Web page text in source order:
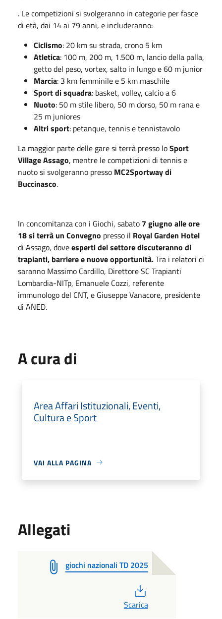
. Le competizioni si svolgeranno in categorie per fasce
di età, dai 14 ai 79 anni, e includeranno:
Ciclismo: 20 km su strada, crono 5 km
Atletica: 100 m, 200 m, 1.500 m, lancio della palla,
getto del peso, vortex, salto in lungo e 60 m junior
Marcia: 3 km femminile e 5 km maschile
Sport di squadra: basket, volley, calcio a 6
Nuoto: 50 m stile libero, 50 m dorso, 50 m rana e
25 m juniores
Altri sport: petanque, tennis e tennistavolo
La maggior parte delle gare si terrà presso loSport
Village Assago, mentre le competizioni di tennis e
nuoto si svolgeranno presso MC2Sportway di
Buccinasco.
In concomitanza con i Giochi, sabato 7 giugno alle ore
18 si terrà un Convegno presso il Royal Garden Hotel
di Assago, doveesperti del settore discuteranno di
trapianti, barriere e nuove opportunità.Tra i relatori ci
saranno Massimo Cardillo, Direttore SC Trapianti
Lombardia-NITp, Emanuele Cozzi, referente
immunologo del CNT, e Giuseppe Vanacore, presidente
di ANED.
A cura di
Area Affari Istituzionali, Eventi,
Cultura e Sport
VAI ALLA PAGINA
Allegati
giochi nazionali TD 2025
Scarica